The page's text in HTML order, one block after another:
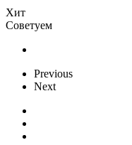
Хит
Советуем
Previous
Next